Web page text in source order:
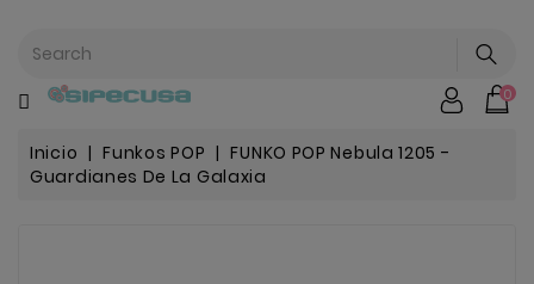
Mochilas
Escolar
0
Inicio Funkos POP
FUNKO POP Nebula 1205 -
Guardianes De La Galaxia